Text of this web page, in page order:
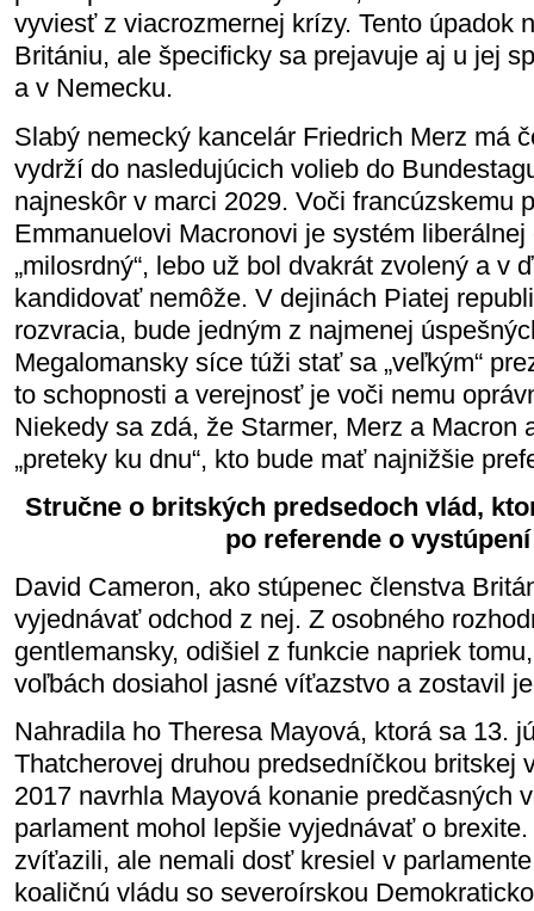
vyviesť z viacrozmernej krízy. Tento úpadok
Britániu, ale špecificky sa prejavuje aj u jej
a v Nemecku.
Slabý nemecký kancelár Friedrich Merz má
vydrží do nasledujúcich volieb do
najneskôr v marci 2029. Voči francúzskemu
Emmanuelovi Macronovi je systém liberálnej
„milosrdný“, lebo už bol dvakrát zvolený a v
kandidovať nemôže. V dejinách Piatej
rozvracia, bude jedným z najmenej
Megalomansky síce túži stať sa „veľkým“
to schopnosti a verejnosť je voči nemu
Niekedy sa zdá, že Starmer, Merz a Macron
„preteky ku dnu“, kto bude mať najnižšie
Stručne o britských predsedoch vlád,
po referende o
David Cameron, ako stúpenec členstva
vyjednávať odchod z nej. Z osobného
gentlemansky, odišiel z funkcie napriek
voľbách dosiahol jasné víťazstvo a zostavil
Nahradila ho Theresa Mayová, ktorá sa 13.
Thatcherovej druhou predsedníčkou britskej
2017 navrhla Mayová konanie predčasných
parlament mohol lepšie vyjednávať o
zvíťazili, ale nemali dosť kresiel v
koaličnú vládu so severoírskou